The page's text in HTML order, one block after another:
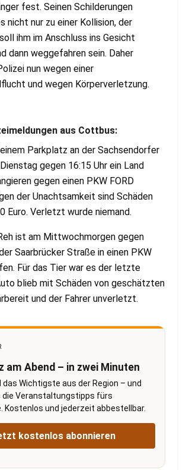
fest. Seinen Schilderungen
nicht nur zu einer Kollision, der
ihm im Anschluss ins Gesicht
dann weggefahren sein. Daher
nun wegen einer
und wegen Körperverletzung.
aus Cottbus:
Parkplatz an der Sachsendorfer
gegen 16:15 Uhr ein Land
gegen einen PKW FORD
der Unachtsamkeit sind Schäden
Euro. Verletzt wurde niemand.
ist am Mittwochmorgen gegen
Saarbrücker Straße in einen PKW
Für das Tier war es der letzte
blieb mit Schäden von geschätzten
und der Fahrer unverletzt.
am Abend – in zwei Minuten
das Wichtigste aus der Region – und
die Veranstaltungstipps fürs
Kostenlos und jederzeit abbestellbar.
kostenlos abonnieren